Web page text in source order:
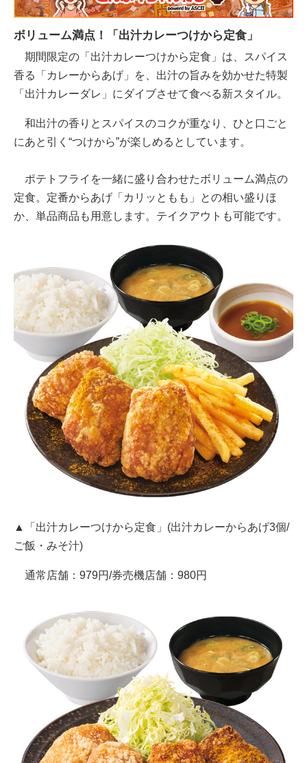
ボリューム満点！「出汁カレーつけから定食」
期間限定の「出汁カレーつけから定食」は、スパイス
香る「カレーからあげ」を、出汁の旨みを効かせた特製
「出汁カレーダレ」にダイブさせて食べる新スタイル。
和出汁の香りとスパイスのコクが重なり、ひと口ごと
にあと引く“つけから”が楽しめるとしています。
ポテトフライを一緒に盛り合わせたボリューム満点の
定食。定番からあげ「カリッともも」との相い盛りほ
か、単品商品も用意します。テイクアウトも可能です。
▲「出汁カレーつけから定食」(出汁カレーからあげ3個/
ご飯・みそ汁)
通常店舗：979円/券売機店舗：980円